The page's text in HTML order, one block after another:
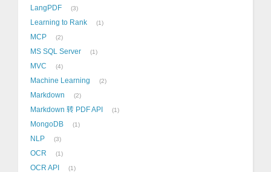
LangPDF 3
Learning to Rank 1
MCP 2
MS SQL Server 1
MVC 4
Machine Learning 2
Markdown 2
Markdown 转 PDF API 1
MongoDB 1
NLP 3
OCR 1
OCR API 1